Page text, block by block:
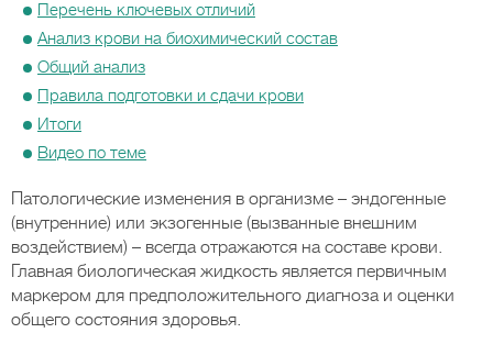
Перечень ключевых отличий
Анализ крови на биохимический состав
Общий анализ
Правила подготовки и сдачи крови
Итоги
Видео по теме
Патологические изменения в организме – эндогенные
(внутренние) или экзогенные (вызванные внешним
воздействием) – всегда отражаются на составе крови.
Главная биологическая жидкость является первичным
маркером для предположительного диагноза и оценки
общего состояния здоровья.